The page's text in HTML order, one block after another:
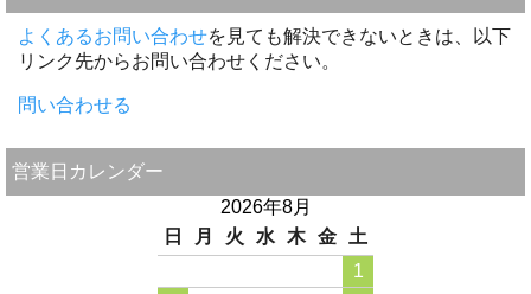
よくあるお問い合わせを見ても解決できないときは、以下
リンク先からお問い合わせください。
問い合わせる
営業日カレンダー
2026年8月
日
月 火 水 木 金
土
1